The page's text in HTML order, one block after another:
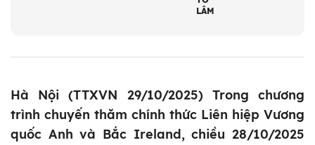
LÂM
Hà Nội (TTXVN 29/10/2025) Trong chương
trình chuyến thăm chính thức Liên hiệp Vương
quốc Anh và Bắc Ireland, chiều 28/10/2025